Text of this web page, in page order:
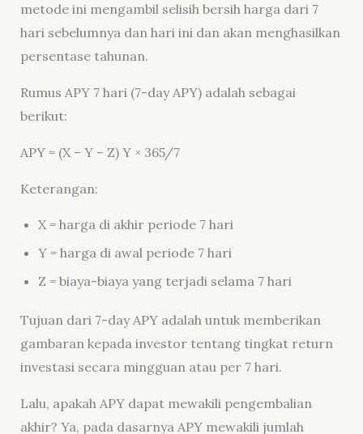
metode ini mengambil selisih bersih harga dari 7
hari sebelumnya dan hari ini dan akan menghasilkan
persentase tahunan.
Rumus APY 7 hari (7-day APY) adalah sebagai
berikut:
APY = (X – Y – Z) Y × 365/7
Keterangan:
X = harga di akhir periode 7 hari
Y = harga di awal periode 7 hari
Z = biaya-biaya yang terjadi selama 7 hari
Tujuan dari 7-day APY adalah untuk memberikan
gambaran kepada investor tentang tingkat return
investasi secara mingguan atau per 7 hari.
Lalu, apakah APY dapat mewakili pengembalian
akhir? Ya, pada dasarnya APY mewakili jumlah